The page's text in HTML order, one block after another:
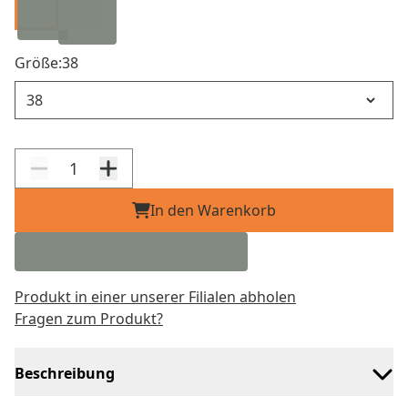
Größe:38
In den Warenkorb
Produkt in einer unserer Filialen abholen
Fragen zum Produkt?
Beschreibung